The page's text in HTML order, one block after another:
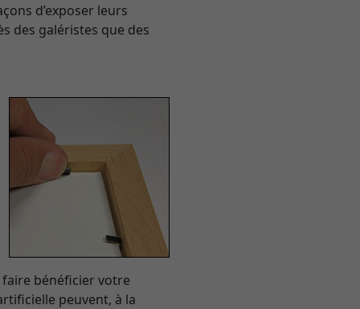
d’exposer leurs
des galéristes que des
bénéficier votre
peuvent, à la